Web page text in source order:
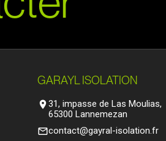
GARAYL ISOLATION
location_on31, impasse de Las Moulias,
65300 Lannemezan
mail_outlinecontact@gayral-isolation.fr